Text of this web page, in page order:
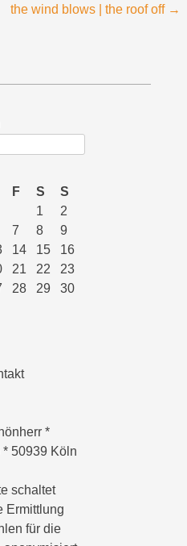
the wind blows | the roof off →
F S
S
1
2
7 8
9
14 15
16
21 22
23
28 29
30
*
* 50939 Köln
schaltet
Ermittlung
für die